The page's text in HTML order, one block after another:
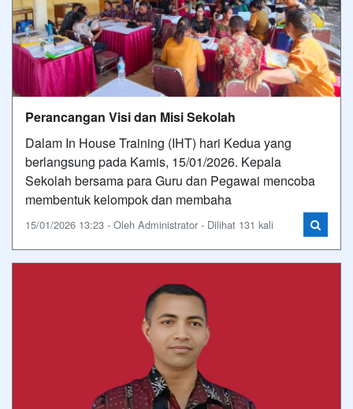
Perancangan Visi dan Misi Sekolah
Dalam In House Training (IHT) hari Kedua yang
berlangsung pada Kamis, 15/01/2026. Kepala
Sekolah bersama para Guru dan Pegawai mencoba
membentuk kelompok dan membaha
15/01/2026 13:23 - Oleh Administrator - Dilihat 131 kali